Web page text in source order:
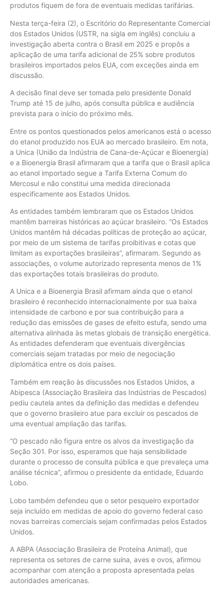
produtos fiquem de fora de eventuais medidas tarifárias.
Nesta terça-feira (2), o Escritório do Representante Comercial
dos Estados Unidos (USTR, na sigla em inglês) concluiu a
investigação aberta contra o Brasil em 2025 e propôs a
aplicação de uma tarifa adicional de 25% sobre produtos
brasileiros importados pelos EUA, com exceções ainda em
discussão.
A decisão final deve ser tomada pelo presidente Donald
Trump até 15 de julho, após consulta pública e audiência
prevista para o início do próximo mês.
Entre os pontos questionados pelos americanos está o acesso
do etanol produzido nos EUA ao mercado brasileiro. Em nota,
a Unica (União da Indústria de Cana-de-Açúcar e Bioenergia)
e a Bioenergia Brasil afirmaram que a tarifa que o Brasil aplica
ao etanol importado segue a Tarifa Externa Comum do
Mercosul e não constitui uma medida direcionada
especificamente aos Estados Unidos.
As entidades também lembraram que os Estados Unidos
mantêm barreiras históricas ao açúcar brasileiro. “Os Estados
Unidos mantêm há décadas políticas de proteção ao açúcar,
por meio de um sistema de tarifas proibitivas e cotas que
limitam as exportações brasileiras”, afirmaram. Segundo as
associações, o volume autorizado representa menos de 1%
das exportações totais brasileiras do produto.
A Unica e a Bioenergia Brasil afirmam ainda que o etanol
brasileiro é reconhecido internacionalmente por sua baixa
intensidade de carbono e por sua contribuição para a
redução das emissões de gases de efeito estufa, sendo uma
alternativa alinhada às metas globais de transição energética.
As entidades defenderam que eventuais divergências
comerciais sejam tratadas por meio de negociação
diplomática entre os dois países.
Também em reação às discussões nos Estados Unidos, a
Abipesca (Associação Brasileira das Indústrias de Pescados)
pediu cautela antes da definição das medidas e defendeu
que o governo brasileiro atue para excluir os pescados de
uma eventual ampliação das tarifas.
“O pescado não figura entre os alvos da investigação da
Seção 301. Por isso, esperamos que haja sensibilidade
durante o processo de consulta pública e que prevaleça uma
análise técnica”, afirmou o presidente da entidade, Eduardo
Lobo.
Lobo também defendeu que o setor pesqueiro exportador
seja incluído em medidas de apoio do governo federal caso
novas barreiras comerciais sejam confirmadas pelos Estados
Unidos.
A ABPA (Associação Brasileira de Proteína Animal), que
representa os setores de carne suína, aves e ovos, afirmou
acompanhar com atenção a proposta apresentada pelas
autoridades americanas.